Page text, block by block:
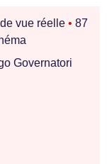
vue réelle • 87
Governatori